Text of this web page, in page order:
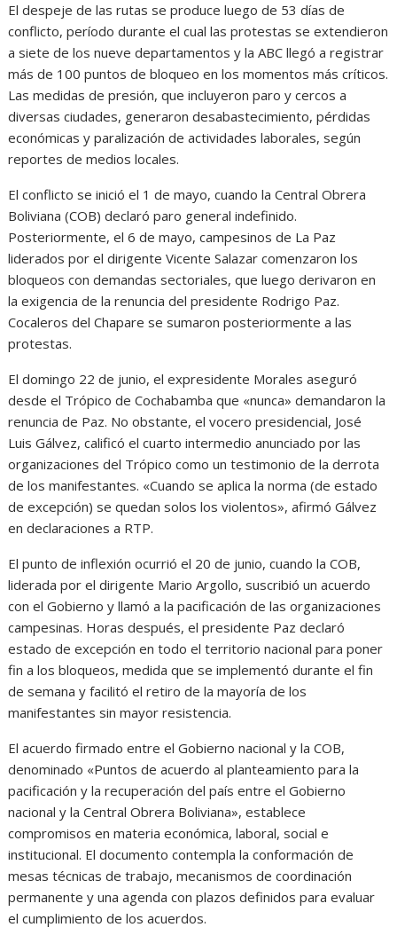
El despeje de las rutas se produce luego de 53 días de
conflicto, período durante el cual las protestas se extendieron
a siete de los nueve departamentos y la ABC llegó a registrar
más de 100 puntos de bloqueo en los momentos más críticos.
Las medidas de presión, que incluyeron paro y cercos a
diversas ciudades, generaron desabastecimiento, pérdidas
económicas y paralización de actividades laborales, según
reportes de medios locales.
El conflicto se inició el 1 de mayo, cuando la Central Obrera
Boliviana (COB) declaró paro general indefinido.
Posteriormente, el 6 de mayo, campesinos de La Paz
liderados por el dirigente Vicente Salazar comenzaron los
bloqueos con demandas sectoriales, que luego derivaron en
la exigencia de la renuncia del presidente Rodrigo Paz.
Cocaleros del Chapare se sumaron posteriormente a las
protestas.
El domingo 22 de junio, el expresidente Morales aseguró
desde el Trópico de Cochabamba que «nunca» demandaron la
renuncia de Paz. No obstante, el vocero presidencial, José
Luis Gálvez, calificó el cuarto intermedio anunciado por las
organizaciones del Trópico como un testimonio de la derrota
de los manifestantes. «Cuando se aplica la norma (de estado
de excepción) se quedan solos los violentos», afirmó Gálvez
en declaraciones a RTP.
El punto de inflexión ocurrió el 20 de junio, cuando la COB,
liderada por el dirigente Mario Argollo, suscribió un acuerdo
con el Gobierno y llamó a la pacificación de las organizaciones
campesinas. Horas después, el presidente Paz declaró
estado de excepción en todo el territorio nacional para poner
fin a los bloqueos, medida que se implementó durante el fin
de semana y facilitó el retiro de la mayoría de los
manifestantes sin mayor resistencia.
El acuerdo firmado entre el Gobierno nacional y la COB,
denominado «Puntos de acuerdo al planteamiento para la
pacificación y la recuperación del país entre el Gobierno
nacional y la Central Obrera Boliviana», establece
compromisos en materia económica, laboral, social e
institucional. El documento contempla la conformación de
mesas técnicas de trabajo, mecanismos de coordinación
permanente y una agenda con plazos definidos para evaluar
el cumplimiento de los acuerdos.